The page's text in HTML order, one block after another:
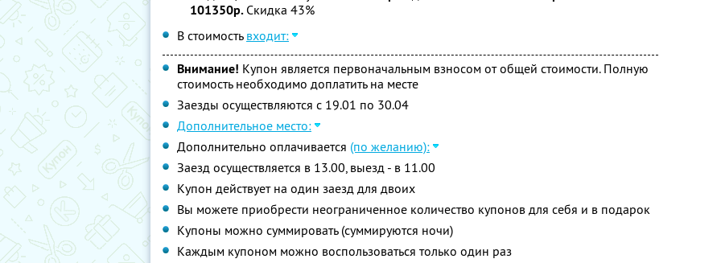
101350р. Скидка 43%
В стоимость входит:
Внимание! Купон является первоначальным взносом от общей стоимости. Полную
стоимость необходимо доплатить на месте
Заезды осуществляются с 19.01 по 30.04
Дополнительное место:
Дополнительно оплачивается (по желанию):
Заезд осуществляется в 13.00, выезд - в 11.00
Купон действует на один заезд для двоих
Вы можете приобрести неограниченное количество купонов для себя и в подарок
Купоны можно суммировать (суммируются ночи)
Каждым купоном можно воспользоваться только один раз